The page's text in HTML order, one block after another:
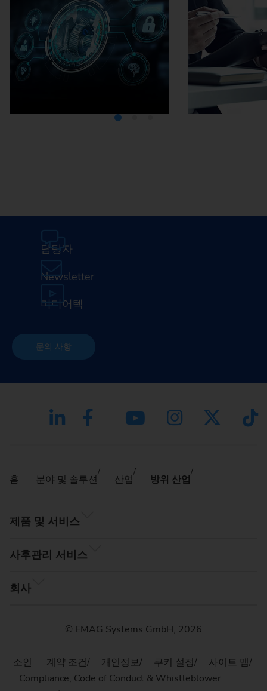
담당자
Newsletter
미디어텍
문의 사항
홈 분야 및 솔루션 산업 방위 산업
제품 및 서비스
사후관리 서비스
회사
© EMAG Systems GmbH, 2026
소인 계약 조건 개인정보 쿠키 설정
사이트 맵
Compliance, Code of Conduct & Whistleblower